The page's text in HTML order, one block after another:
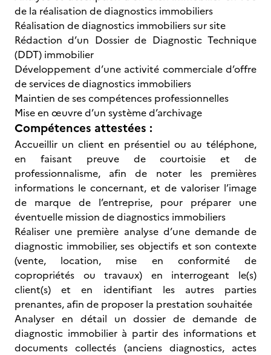
de la réalisation de diagnostics immobiliers
Réalisation de diagnostics immobiliers sur site
Rédaction d’un Dossier de Diagnostic Technique
(DDT) immobilier
Développement d’une activité commerciale d’offre
de services de diagnostics immobiliers
Maintien de ses compétences professionnelles
Mise en œuvre d’un système d’archivage
Compétences attestées :
Accueillir un client en présentiel ou au téléphone,
en faisant preuve de courtoisie et de
professionnalisme, afin de noter les premières
informations le concernant, et de valoriser l’image
de marque de l’entreprise, pour préparer une
éventuelle mission de diagnostics immobiliers
Réaliser une première analyse d’une demande de
diagnostic immobilier, ses objectifs et son contexte
(vente, location, mise en conformité de
copropriétés ou travaux) en interrogeant le(s)
client(s) et en identifiant les autres parties
prenantes, afin de proposer la prestation souhaitée
Analyser en détail un dossier de demande de
diagnostic immobilier à partir des informations et
documents collectés (anciens diagnostics, actes